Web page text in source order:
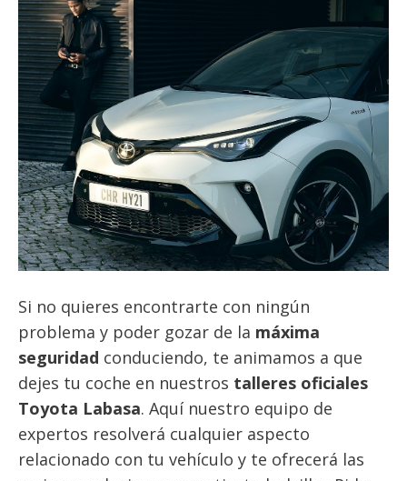
Si no quieres encontrarte con ningún
problema y poder gozar de la máxima
seguridad conduciendo, te animamos a que
dejes tu coche en nuestros talleres oficiales
Toyota Labasa. Aquí nuestro equipo de
expertos resolverá cualquier aspecto
relacionado con tu vehículo y te ofrecerá las